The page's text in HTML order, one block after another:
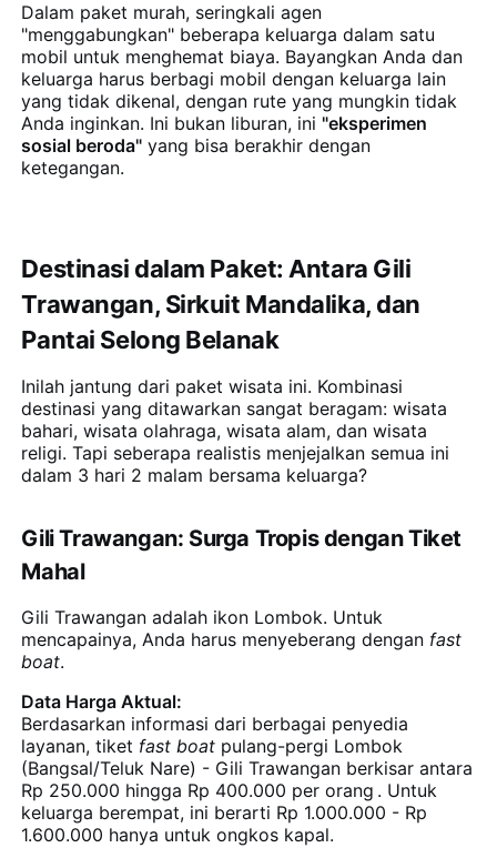
Dalam paket murah, seringkali agen
"menggabungkan" beberapa keluarga dalam satu
mobil untuk menghemat biaya. Bayangkan Anda dan
keluarga harus berbagi mobil dengan keluarga lain
yang tidak dikenal, dengan rute yang mungkin tidak
Anda inginkan. Ini bukan liburan, ini "eksperimen
sosial beroda" yang bisa berakhir dengan
ketegangan.
Destinasi dalam Paket: Antara Gili
Trawangan, Sirkuit Mandalika, dan
Pantai Selong Belanak
Inilah jantung dari paket wisata ini. Kombinasi
destinasi yang ditawarkan sangat beragam: wisata
bahari, wisata olahraga, wisata alam, dan wisata
religi. Tapi seberapa realistis menjejalkan semua ini
dalam 3 hari 2 malam bersama keluarga?
Gili Trawangan: Surga Tropis dengan Tiket
Mahal
Gili Trawangan adalah ikon Lombok. Untuk
mencapainya, Anda harus menyeberang dengan fast
boat.
Data Harga Aktual:
Berdasarkan informasi dari berbagai penyedia
layanan, tiket fast boat pulang-pergi Lombok
(Bangsal/Teluk Nare) - Gili Trawangan berkisar antara
Rp 250.000 hingga Rp 400.000 per orang. Untuk
keluarga berempat, ini berarti Rp 1.000.000 - Rp
1.600.000 hanya untuk ongkos kapal.